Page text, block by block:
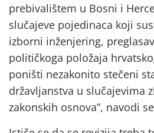
prebivalištem u Bosni i
slučajeve pojedinaca koji
izborni inženjering,
političkoga položaja
poništi nezakonito stečeni
državljanstva u slučajevima
zakonskih osnova”, navodi